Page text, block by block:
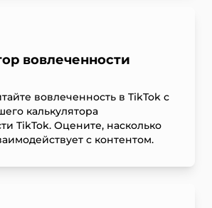
вовлеченности
вовлеченность в TikTok с
калькулятора
TikTok. Оцените, насколько
с контентом.